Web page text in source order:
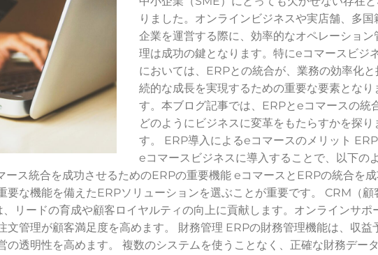
りました。オンラインビジネスや実店舗、多国
企業を運営する際に、効率的なオペレーション
理は成功の鍵となります。特にeコマースビジ
においては、ERPとの統合が、業務の効率化と
続的な成長を実現するための重要な要素となり
す。本ブログ記事では、ERPとeコマースの統
どのようにビジネスに変革をもたらすかを探り
す。 ERP導入によるeコマースのメリット
eコマースビジネスに導入することで、以下の
ース統合を成功させるためのERPの重要機能 eコマースとERPの統合を
要な機能を備えたERPソリューションを選ぶことが重要です。 CRM（顧
リードの育成や顧客ロイヤルティの向上に貢献します。オンラインサポ
文管理が顧客満足度を高めます。 財務管理 ERPの財務管理機能は、収益
の透明性を高めます。 複数のシステムを使うことなく、正確な財務デー